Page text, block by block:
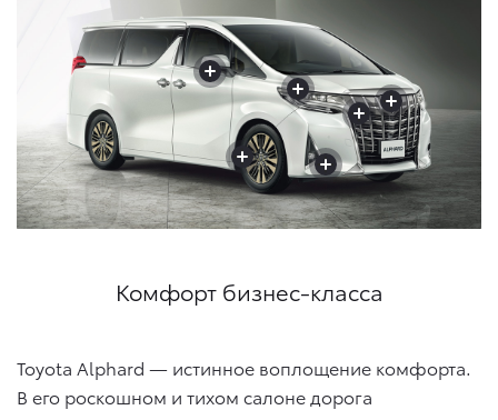
+
+
+
+
+
+
+
+
+
Комфорт бизнес-класса
Toyota Alphard — истинное воплощение комфорта.
В его роскошном и тихом салоне дорога